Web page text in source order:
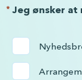
Jeg ønsker at
*